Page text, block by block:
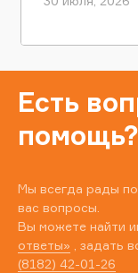
Есть
помощь?
Мы всегда рады
вас вопросы.
Вы можете найти
ответы» , задать
(8182) 42-01-26